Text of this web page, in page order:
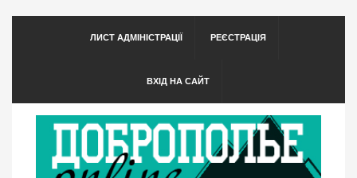
ЛИСТ АДМІНІСТРАЦІЇ РЕЄСТРАЦІЯ
ВХІД НА САЙТ